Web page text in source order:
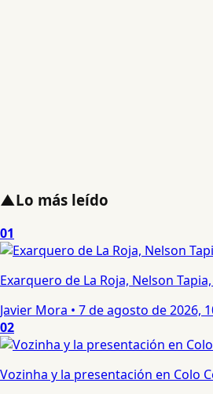
▲Lo más leído
01
Exarquero de La Roja, Nelson
Javier Mora • 7 de agosto de 2026,
02
Vozinha y la presentación en Colo